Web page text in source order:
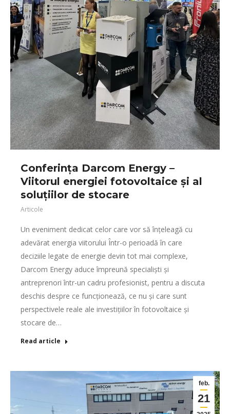
Conferința Darcom Energy –
Viitorul energiei fotovoltaice și al
soluțiilor de stocare
Articole
Un eveniment dedicat celor care vor să înțeleagă cu
adevărat energia viitorului Într-o perioadă în care
deciziile legate de energie devin tot mai complexe,
Darcom Energy aduce împreună specialiști și
antreprenori într-un cadru profesionist, pentru a discuta
deschis despre ce funcționează, ce nu și care sunt
perspectivele reale ale investițiilor în fotovoltaice și
stocare de…
Read article
feb.
21